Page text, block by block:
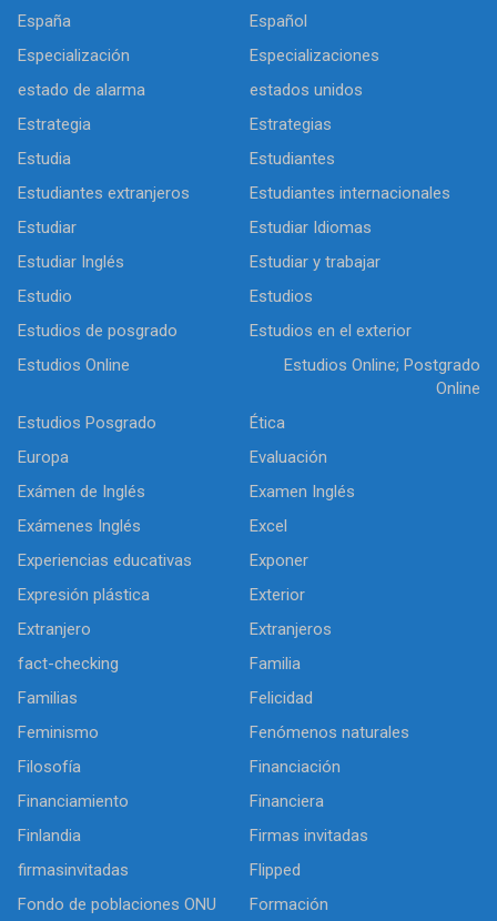
España
Español
Especialización
Especializaciones
estado de alarma
estados unidos
Estrategia
Estrategias
Estudia
Estudiantes
Estudiantes extranjeros
Estudiantes internacionales
Estudiar
Estudiar Idiomas
Estudiar Inglés
Estudiar y trabajar
Estudio
Estudios
Estudios de posgrado
Estudios en el exterior
Estudios Online
Estudios Online; Postgrado
Online
Estudios Posgrado
Ética
Europa
Evaluación
Exámen de Inglés
Examen Inglés
Exámenes Inglés
Excel
Experiencias educativas
Exponer
Expresión plástica
Exterior
Extranjero
Extranjeros
fact-checking
Familia
Familias
Felicidad
Feminismo
Fenómenos naturales
Filosofía
Financiación
Financiamiento
Financiera
Finlandia
Firmas invitadas
firmasinvitadas
Flipped
Fondo de poblaciones ONU
Formación